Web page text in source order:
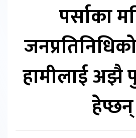
पर्साका
हामीलाई
हेप्छन्